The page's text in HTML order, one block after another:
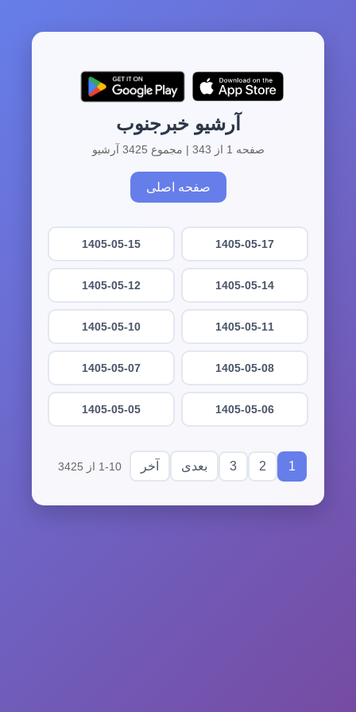
آرشیو خبرجنوب
صفحه 1 از 343 | مجموع 3425 آرشیو
صفحه اصلی
1405-05-17
1405-05-15
1405-05-14
1405-05-12
1405-05-11
1405-05-10
1405-05-08
1405-05-07
1405-05-06
1405-05-05
1
2
3 بعدی آخر 1-10 از 3425